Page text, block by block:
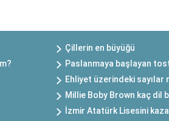
Çillerin en büyüğü
Paslanmaya başlayan
Ehliyet üzerindeki sayılar
Millie Boby Brown kaç dil
İzmir Atatürk Lisesini